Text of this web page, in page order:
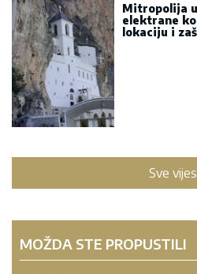
Mitropolija
elektrane
lokaciju i
Sve
MOŽDA STE PROPUSTILI